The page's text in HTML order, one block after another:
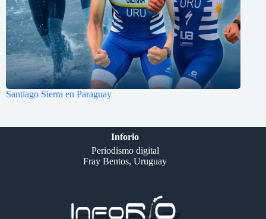
Santiago Sierra en Paraguay
Inforio
Periodismo digital
Fray Bentos, Uruguay